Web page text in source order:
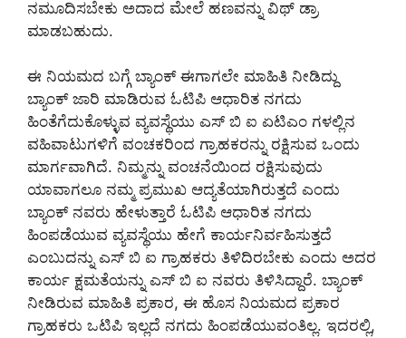
ನಮೂದಿಸಬೇಕು ಅದಾದ ಮೇಲೆ ಹಣವನ್ನು ವಿಥ್ ಡ್ರಾ
ಮಾಡಬಹುದು.
ಈ ನಿಯಮದ ಬಗ್ಗೆ ಬ್ಯಾಂಕ್ ಈಗಾಗಲೇ ಮಾಹಿತಿ ನೀಡಿದ್ದು
ಬ್ಯಾಂಕ್ ಜಾರಿ ಮಾಡಿರುವ ಓಟಿಪಿ ಆಧಾರಿತ ನಗದು
ಹಿಂತೆಗೆದುಕೊಳ್ಳುವ ವ್ಯವಸ್ಥೆಯು ಎಸ್ ಬಿ ಐ ಏಟಿಎಂ ಗಳಲ್ಲಿನ
ವಹಿವಾಟುಗಳಿಗೆ ವಂಚಕರಿಂದ ಗ್ರಾಹಕರನ್ನು ರಕ್ಷಿಸುವ ಒಂದು
ಮಾರ್ಗವಾಗಿದೆ. ನಿಮ್ಮನ್ನು ವಂಚನೆಯಿಂದ ರಕ್ಷಿಸುವುದು
ಯಾವಾಗಲೂ ನಮ್ಮ ಪ್ರಮುಖ ಆದ್ಯತೆಯಾಗಿರುತ್ತದೆ ಎಂದು
ಬ್ಯಾಂಕ್ ನವರು ಹೇಳುತ್ತಾರೆ ಓಟಿಪಿ ಆಧಾರಿತ ನಗದು
ಹಿಂಪಡೆಯುವ ವ್ಯವಸ್ಥೆಯು ಹೇಗೆ ಕಾರ್ಯನಿರ್ವಹಿಸುತ್ತದೆ
ಎಂಬುದನ್ನು ಎಸ್ ಬಿ ಐ ಗ್ರಾಹಕರು ತಿಳಿದಿರಬೇಕು ಎಂದು ಅದರ
ಕಾರ್ಯ ಕ್ಷಮತೆಯನ್ನು ಎಸ್ ಬಿ ಐ ನವರು ತಿಳಿಸಿದ್ದಾರೆ. ಬ್ಯಾಂಕ್
ನೀಡಿರುವ ಮಾಹಿತಿ ಪ್ರಕಾರ, ಈ ಹೊಸ ನಿಯಮದ ಪ್ರಕಾರ
ಗ್ರಾಹಕರು ಒಟಿಪಿ ಇಲ್ಲದೆ ನಗದು ಹಿಂಪಡೆಯುವಂತಿಲ್ಲ. ಇದರಲ್ಲಿ,